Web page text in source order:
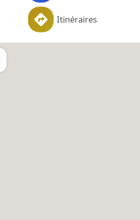
Itinéraires